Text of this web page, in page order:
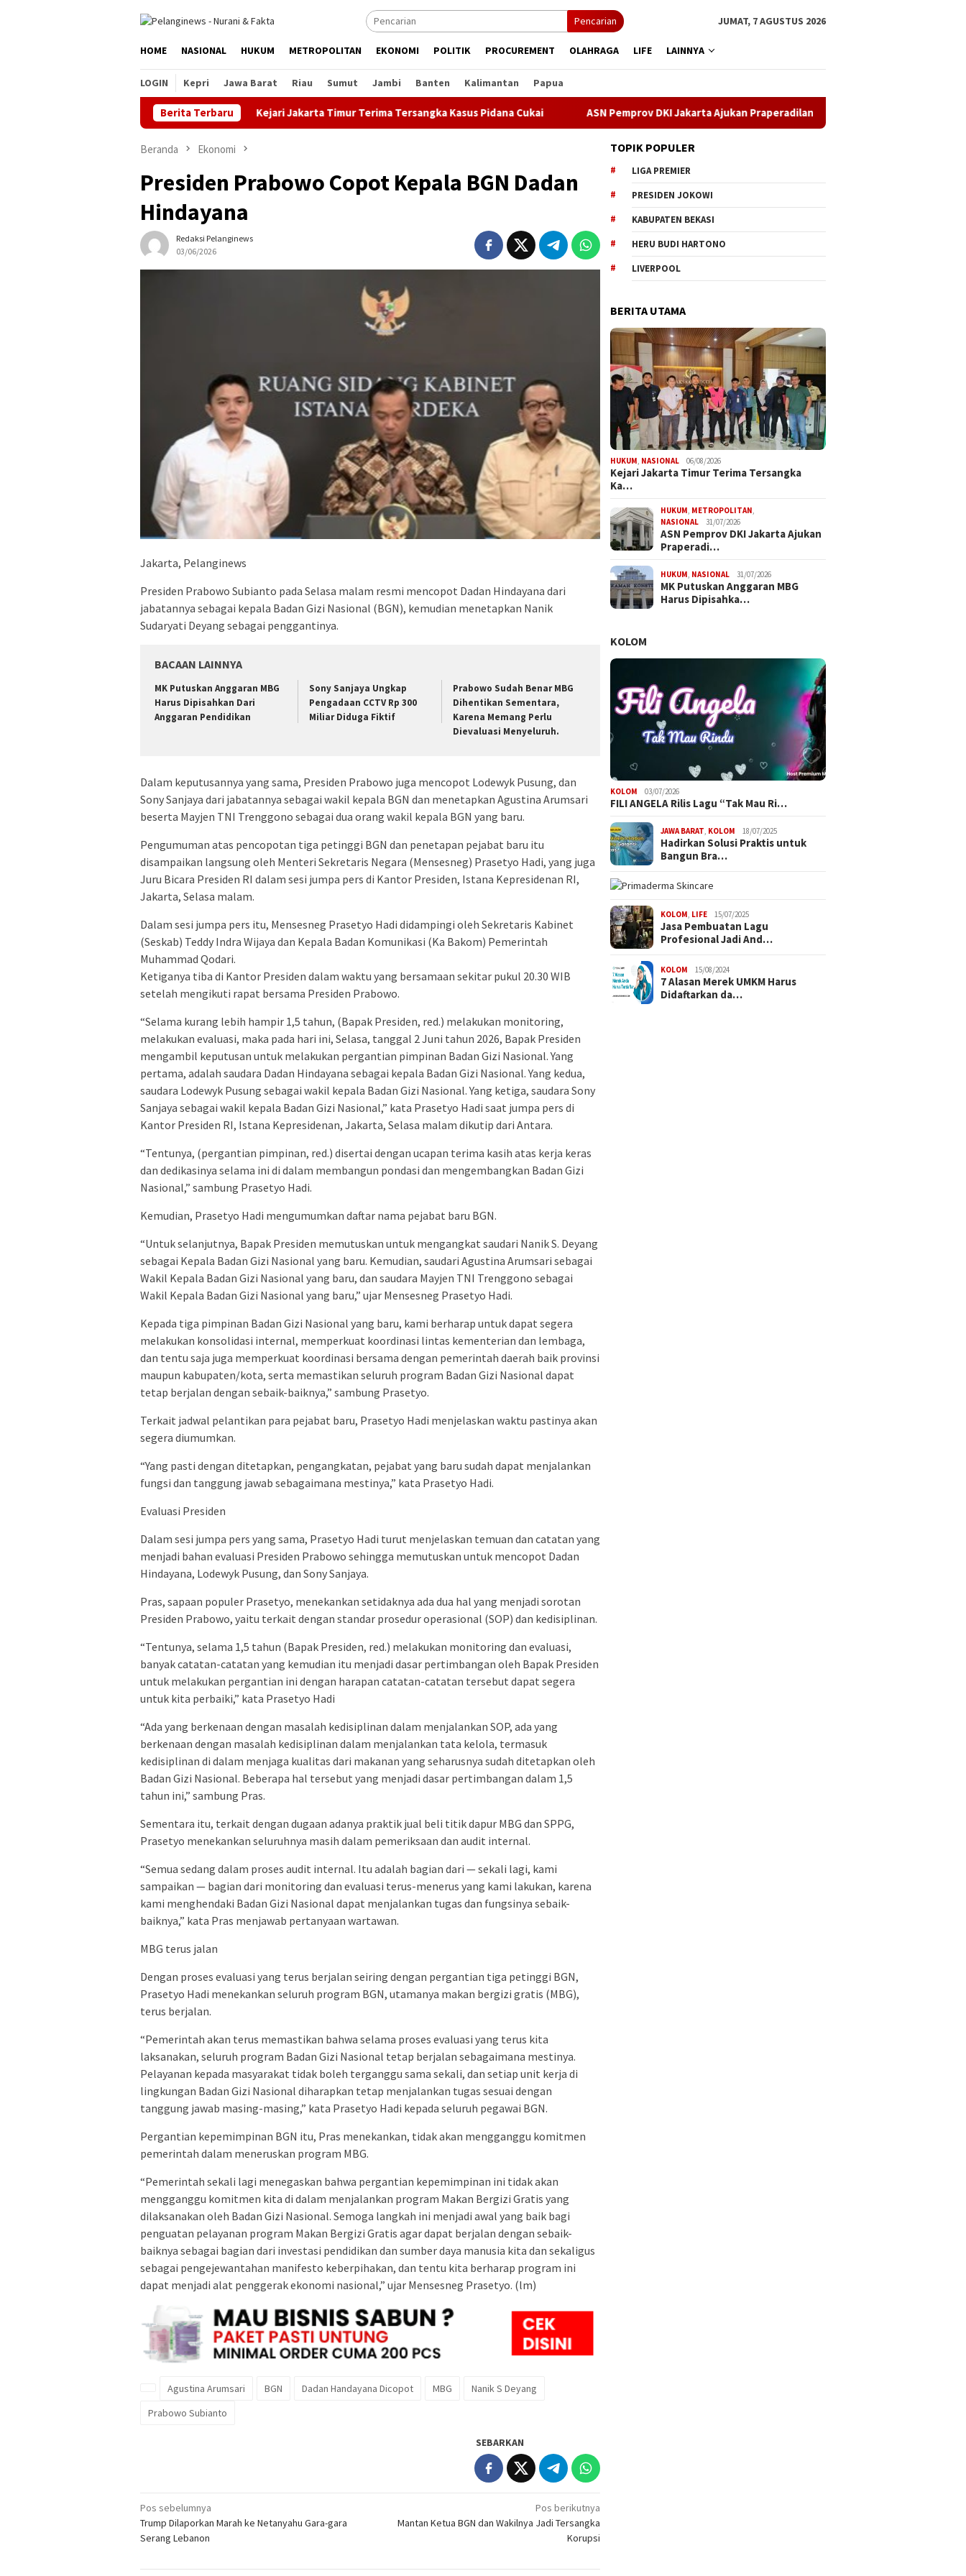
Pencarian JUMAT, 7 AGUSTUS 2026
HOME NASIONAL HUKUM METROPOLITAN EKONOMI POLITIK PROCUREMENT OLAHRAGA LIFE LAINNYA
LOGIN Kepri Jawa Barat Riau Sumut Jambi Banten Kalimantan Papua
Berita Terbaru
Kejari Jakarta Timur Terima Tersangka Kasus Pidana Cukai ASN Pemprov DKI Jakarta Ajukan Praperadilan di Pengadilan Negeri Jakarta Timur
Beranda Ekonomi
Presiden Prabowo Copot Kepala BGN Dadan
Hindayana
Redaksi Pelanginews
03/06/2026
Jakarta, Pelanginews
Presiden Prabowo Subianto pada Selasa malam resmi mencopot Dadan Hindayana dari
jabatannya sebagai kepala Badan Gizi Nasional (BGN), kemudian menetapkan Nanik
Sudaryati Deyang sebagai penggantinya.
BACAAN LAINNYA
MK Putuskan Anggaran MBG
Harus Dipisahkan Dari
Anggaran Pendidikan
Sony Sanjaya Ungkap
Pengadaan CCTV Rp 300
Miliar Diduga Fiktif
Prabowo Sudah Benar MBG
Dihentikan Sementara,
Karena Memang Perlu
Dievaluasi Menyeluruh.
Dalam keputusannya yang sama, Presiden Prabowo juga mencopot Lodewyk Pusung, dan
Sony Sanjaya dari jabatannya sebagai wakil kepala BGN dan menetapkan Agustina Arumsari
beserta Mayjen TNI Trenggono sebagai dua orang wakil kepala BGN yang baru.
Pengumuman atas pencopotan tiga petinggi BGN dan penetapan pejabat baru itu
disampaikan langsung oleh Menteri Sekretaris Negara (Mensesneg) Prasetyo Hadi, yang juga
Juru Bicara Presiden RI dalam sesi jumpa pers di Kantor Presiden, Istana Kepresidenan RI,
Jakarta, Selasa malam.
Dalam sesi jumpa pers itu, Mensesneg Prasetyo Hadi didampingi oleh Sekretaris Kabinet
(Seskab) Teddy Indra Wijaya dan Kepala Badan Komunikasi (Ka Bakom) Pemerintah
Muhammad Qodari.
Ketiganya tiba di Kantor Presiden dalam waktu yang bersamaan sekitar pukul 20.30 WIB
setelah mengikuti rapat bersama Presiden Prabowo.
“Selama kurang lebih hampir 1,5 tahun, (Bapak Presiden, red.) melakukan monitoring,
melakukan evaluasi, maka pada hari ini, Selasa, tanggal 2 Juni tahun 2026, Bapak Presiden
mengambil keputusan untuk melakukan pergantian pimpinan Badan Gizi Nasional. Yang
pertama, adalah saudara Dadan Hindayana sebagai kepala Badan Gizi Nasional. Yang kedua,
saudara Lodewyk Pusung sebagai wakil kepala Badan Gizi Nasional. Yang ketiga, saudara Sony
Sanjaya sebagai wakil kepala Badan Gizi Nasional,” kata Prasetyo Hadi saat jumpa pers di
Kantor Presiden RI, Istana Kepresidenan, Jakarta, Selasa malam dikutip dari Antara.
“Tentunya, (pergantian pimpinan, red.) disertai dengan ucapan terima kasih atas kerja keras
dan dedikasinya selama ini di dalam membangun pondasi dan mengembangkan Badan Gizi
Nasional,” sambung Prasetyo Hadi.
Kemudian, Prasetyo Hadi mengumumkan daftar nama pejabat baru BGN.
“Untuk selanjutnya, Bapak Presiden memutuskan untuk mengangkat saudari Nanik S. Deyang
sebagai Kepala Badan Gizi Nasional yang baru. Kemudian, saudari Agustina Arumsari sebagai
Wakil Kepala Badan Gizi Nasional yang baru, dan saudara Mayjen TNI Trenggono sebagai
Wakil Kepala Badan Gizi Nasional yang baru,” ujar Mensesneg Prasetyo Hadi.
Kepada tiga pimpinan Badan Gizi Nasional yang baru, kami berharap untuk dapat segera
melakukan konsolidasi internal, memperkuat koordinasi lintas kementerian dan lembaga,
dan tentu saja juga memperkuat koordinasi bersama dengan pemerintah daerah baik provinsi
maupun kabupaten/kota, serta memastikan seluruh program Badan Gizi Nasional dapat
tetap berjalan dengan sebaik-baiknya,” sambung Prasetyo.
Terkait jadwal pelantikan para pejabat baru, Prasetyo Hadi menjelaskan waktu pastinya akan
segera diumumkan.
“Yang pasti dengan ditetapkan, pengangkatan, pejabat yang baru sudah dapat menjalankan
fungsi dan tanggung jawab sebagaimana mestinya,” kata Prasetyo Hadi.
Evaluasi Presiden
Dalam sesi jumpa pers yang sama, Prasetyo Hadi turut menjelaskan temuan dan catatan yang
menjadi bahan evaluasi Presiden Prabowo sehingga memutuskan untuk mencopot Dadan
Hindayana, Lodewyk Pusung, dan Sony Sanjaya.
Pras, sapaan populer Prasetyo, menekankan setidaknya ada dua hal yang menjadi sorotan
Presiden Prabowo, yaitu terkait dengan standar prosedur operasional (SOP) dan kedisiplinan.
“Tentunya, selama 1,5 tahun (Bapak Presiden, red.) melakukan monitoring dan evaluasi,
banyak catatan-catatan yang kemudian itu menjadi dasar pertimbangan oleh Bapak Presiden
untuk melakukan pergantian ini dengan harapan catatan-catatan tersebut dapat segera
untuk kita perbaiki,” kata Prasetyo Hadi
“Ada yang berkenaan dengan masalah kedisiplinan dalam menjalankan SOP, ada yang
berkenaan dengan masalah kedisiplinan dalam menjalankan tata kelola, termasuk
kedisiplinan di dalam menjaga kualitas dari makanan yang seharusnya sudah ditetapkan oleh
Badan Gizi Nasional. Beberapa hal tersebut yang menjadi dasar pertimbangan dalam 1,5
tahun ini,” sambung Pras.
Sementara itu, terkait dengan dugaan adanya praktik jual beli titik dapur MBG dan SPPG,
Prasetyo menekankan seluruhnya masih dalam pemeriksaan dan audit internal.
“Semua sedang dalam proses audit internal. Itu adalah bagian dari — sekali lagi, kami
sampaikan — bagian dari monitoring dan evaluasi terus-menerus yang kami lakukan, karena
kami menghendaki Badan Gizi Nasional dapat menjalankan tugas dan fungsinya sebaik-
baiknya,” kata Pras menjawab pertanyaan wartawan.
MBG terus jalan
Dengan proses evaluasi yang terus berjalan seiring dengan pergantian tiga petinggi BGN,
Prasetyo Hadi menekankan seluruh program BGN, utamanya makan bergizi gratis (MBG),
terus berjalan.
“Pemerintah akan terus memastikan bahwa selama proses evaluasi yang terus kita
laksanakan, seluruh program Badan Gizi Nasional tetap berjalan sebagaimana mestinya.
Pelayanan kepada masyarakat tidak boleh terganggu sama sekali, dan setiap unit kerja di
lingkungan Badan Gizi Nasional diharapkan tetap menjalankan tugas sesuai dengan
tanggung jawab masing-masing,” kata Prasetyo Hadi kepada seluruh pegawai BGN.
Pergantian kepemimpinan BGN itu, Pras menekankan, tidak akan mengganggu komitmen
pemerintah dalam meneruskan program MBG.
“Pemerintah sekali lagi menegaskan bahwa pergantian kepemimpinan ini tidak akan
mengganggu komitmen kita di dalam menjalankan program Makan Bergizi Gratis yang
dilaksanakan oleh Badan Gizi Nasional. Semoga langkah ini menjadi awal yang baik bagi
penguatan pelayanan program Makan Bergizi Gratis agar dapat berjalan dengan sebaik-
baiknya sebagai bagian dari investasi pendidikan dan sumber daya manusia kita dan sekaligus
sebagai pengejewantahan manifesto keberpihakan, dan tentu kita berharap program ini
dapat menjadi alat penggerak ekonomi nasional,” ujar Mensesneg Prasetyo. (lm)
Agustina Arumsari BGN Dadan Handayana Dicopot MBG
Nanik S Deyang
Prabowo Subianto
SEBARKAN
Navigasi
pos
Pos sebelumnya
Trump Dilaporkan Marah ke Netanyahu Gara-gara
Serang Lebanon
Pos berikutnya
Mantan Ketua BGN dan Wakilnya Jadi Tersangka
Korupsi
TOPIK POPULER
LIGA PREMIER
PRESIDEN JOKOWI
KABUPATEN BEKASI
HERU BUDI HARTONO
LIVERPOOL
BERITA UTAMA
HUKUM NASIONAL 06/08/2026
Kejari Jakarta Timur Terima Tersangka
Ka…
HUKUM METROPOLITAN
NASIONAL
31/07/2026
ASN Pemprov DKI Jakarta Ajukan
Praperadi…
HUKUM NASIONAL 31/07/2026
MK Putuskan Anggaran MBG
Harus Dipisahka…
KOLOM
KOLOM 03/07/2026
FILI ANGELA Rilis Lagu “Tak Mau Ri…
JAWA BARAT KOLOM 18/07/2025
Hadirkan Solusi Praktis untuk
Bangun Bra…
KOLOM LIFE 15/07/2025
Jasa Pembuatan Lagu
Profesional Jadi And…
KOLOM 15/08/2024
7 Alasan Merek UMKM Harus
Didaftarkan da…